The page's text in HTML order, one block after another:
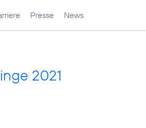
Presse News
2021